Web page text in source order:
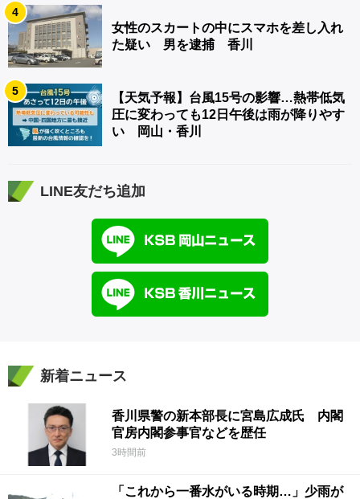
4
女性のスカートの中にスマホを差し入れ
た疑い 男を逮捕 香川
5
【天気予報】台風15号の影響…熱帯低気
圧に変わっても12日午後は雨が降りやす
い 岡山・香川
LINE友だち追加
新着ニュース
香川県警の新本部長に宮島広成氏 内閣
官房内閣参事官などを歴任
3時間前
「これから一番水がいる時期…」少雨が